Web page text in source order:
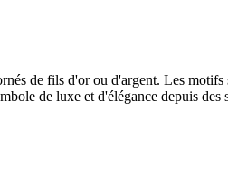
de fils d'or ou d'argent. Les
de luxe et d'élégance depuis des